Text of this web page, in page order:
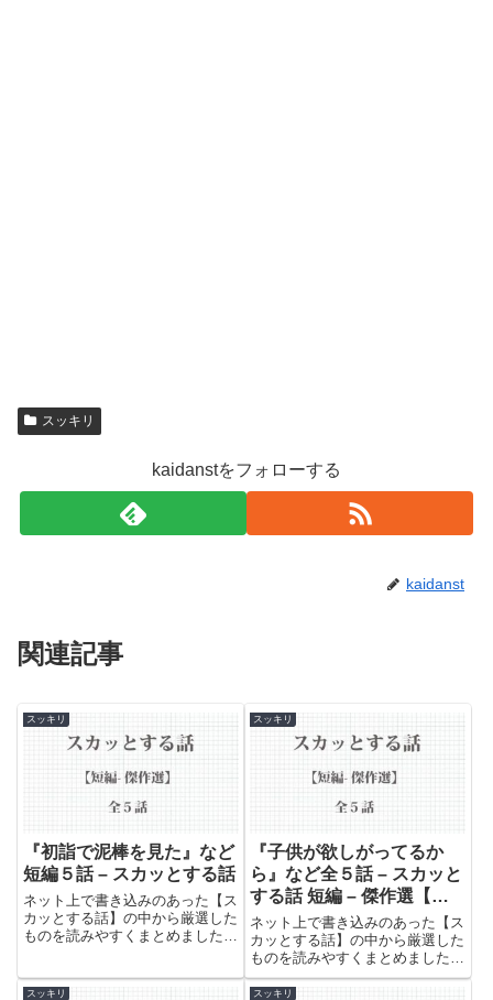
スッキリ
kaidanstをフォローする
kaidanst
関連記事
スッキリ
『初詣で泥棒を見た』など
短編５話 – スカッとする話
ネット上で書き込みのあった【ス
カッとする話】の中から厳選した
ものを読みやすくまとめました。
い。
スッキリ
『子供が欲しがってるか
ら』など全５話 – スカッと
する話 短編 – 傑作選【因
果応報・復讐・武勇伝】
ネット上で書き込みのあった【ス
カッとする話】の中から厳選した
ものを読みやすくまとめました。
世の中の無礼で恥知らずな人たち
のやられっぷりをお楽しみくださ
スッキリ スッキリ